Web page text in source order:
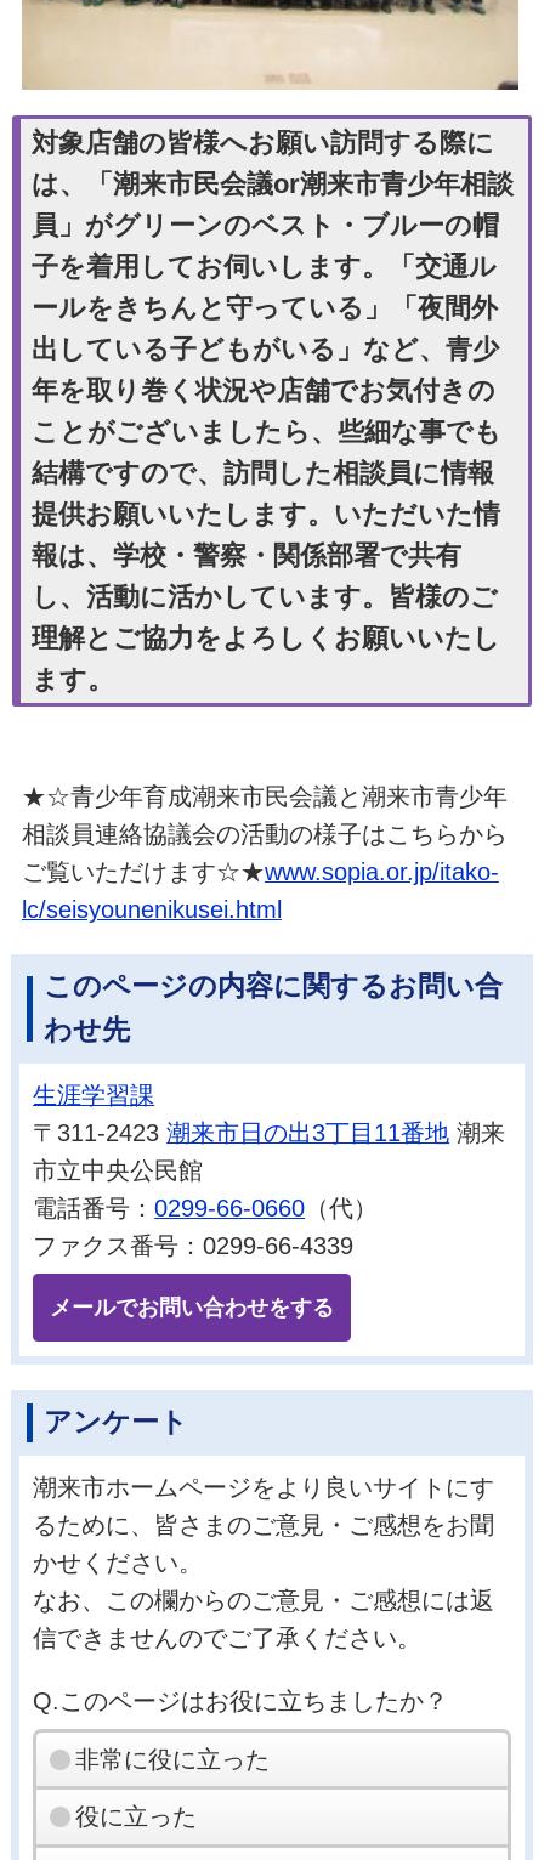
対象店舗の皆様へお願い訪問する際に
は、「潮来市民会議or潮来市青少年相談
員」がグリーンのベスト・ブルーの帽
子を着用してお伺いします。「交通ル
ールをきちんと守っている」「夜間外
出している子どもがいる」など、青少
年を取り巻く状況や店舗でお気付きの
ことがございましたら、些細な事でも
結構ですので、訪問した相談員に情報
提供お願いいたします。いただいた情
報は、学校・警察・関係部署で共有
し、活動に活かしています。皆様のご
理解とご協力をよろしくお願いいたし
ます。
★☆青少年育成潮来市民会議と潮来市青少年
相談員連絡協議会の活動の様子はこちらから
ご覧いただけます☆★www.sopia.or.jp/itako-
lc/seisyounenikusei.html
このページの内容に関するお問い合
わせ先
生涯学習課
〒311-2423潮来市日の出3丁目11番地 潮来
市立中央公民館
電話番号：0299-66-0660 （代）
ファクス番号：0299-66-4339
メールでお問い合わせをする
アンケート
潮来市ホームページをより良いサイトにす
るために、皆さまのご意見・ご感想をお聞
かせください。
なお、この欄からのご意見・ご感想には返
信できませんのでご了承ください。
Q.このページはお役に立ちましたか？
非常に役に立った
役に立った